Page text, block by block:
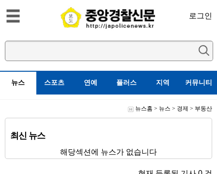
로그인
뉴스 스포츠 연예 플러스 지역 커뮤니티
뉴스홈 > 뉴스 > 경제 > 부동산
최신 뉴스
해당섹션에 뉴스가 없습니다